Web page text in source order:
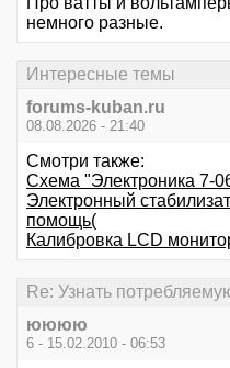
немного разные.
Интересные темы
forums-kuban.ru
08.08.2026 - 21:40
Смотри также:
Схема "Электроника 7-
Электронный
помощь(
Калибровка LCD
Re: Узнать
юююю
6 - 15.02.2010 - 06:53